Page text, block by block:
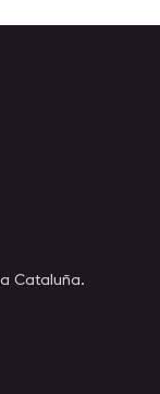
Cataluña.